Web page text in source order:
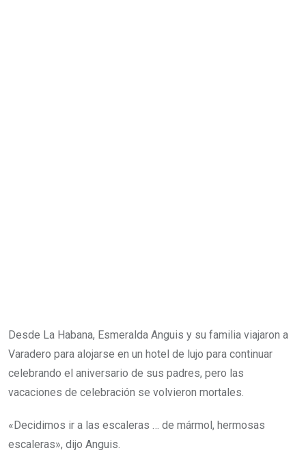
Desde La Habana, Esmeralda Anguis y su familia viajaron a
Varadero para alojarse en un hotel de lujo para continuar
celebrando el aniversario de sus padres, pero las
vacaciones de celebración se volvieron mortales.
«Decidimos ir a las escaleras … de mármol, hermosas
escaleras», dijo Anguis.